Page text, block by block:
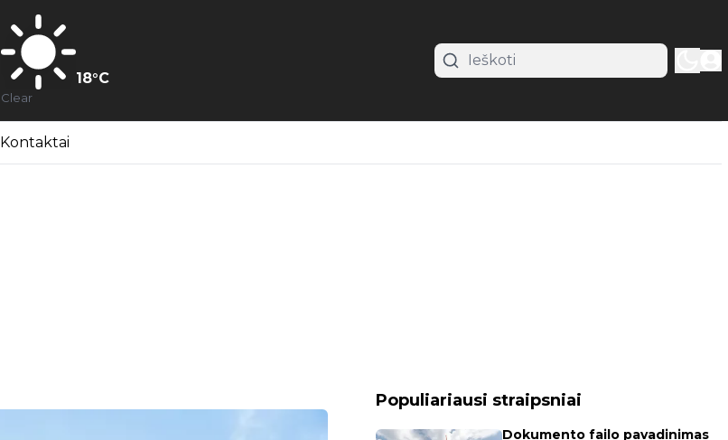
18°C
Clear
Kontaktai
Populiariausi straipsniai
Dokumento failo pavadinimas